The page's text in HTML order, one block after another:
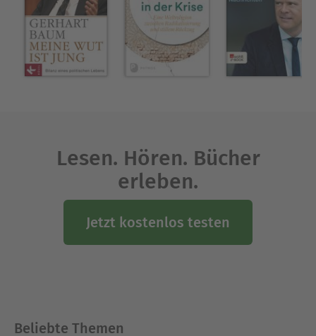
Lesen. Hören. Bücher
erleben.
Jetzt kostenlos testen
Beliebte Themen